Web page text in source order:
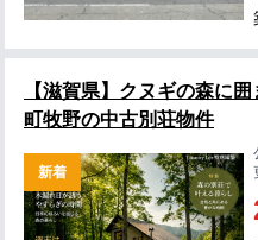
【滋賀県】クヌギの森に
町牧野の中古別荘物件
新着